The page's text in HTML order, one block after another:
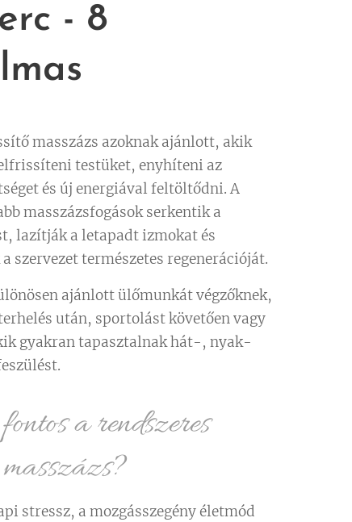
- 8
masszázs azoknak ajánlott, akik
testüket, enyhíteni az
és új energiával feltöltődni. A
masszázsfogások serkentik a
lazítják a letapadt izmokat és
szervezet természetes regenerációját.
ajánlott ülőmunkát végzőknek,
után, sportolást követően vagy
gyakran tapasztalnak hát-, nyak-
a rendszeres
stressz, a mozgásszegény életmód